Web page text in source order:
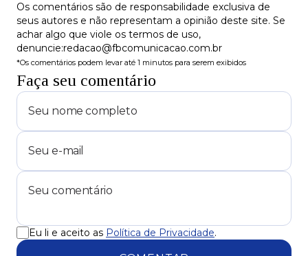
Os comentários são de responsabilidade exclusiva de
seus autores e não representam a opinião deste site. Se
achar algo que viole os termos de uso,
denuncie:redacao@fbcomunicacao.com.br
*Os comentários podem levar até 1 minutos para serem exibidos
Faça seu comentário
Eu li e aceito as Política de Privacidade.